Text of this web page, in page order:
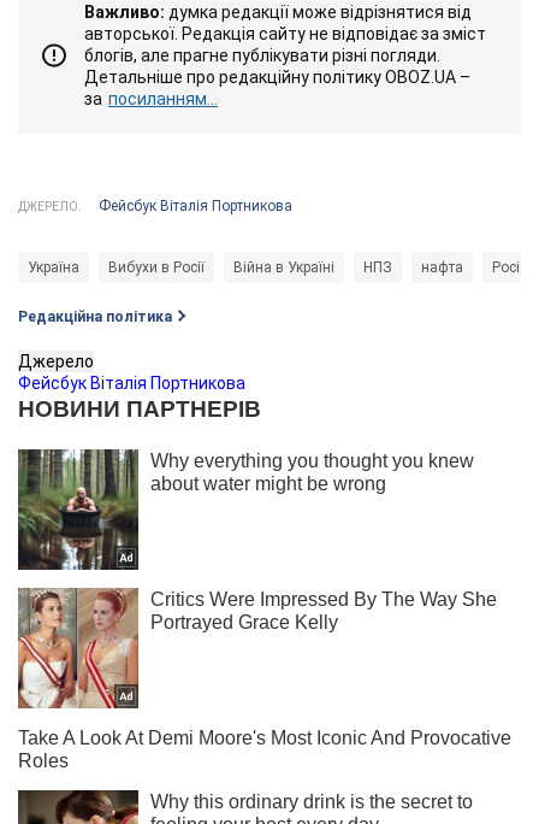
Важливо: думка редакції може відрізнятися від
авторської. Редакція сайту не відповідає за зміст
блогів, але прагне публікувати різні погляди.
Детальніше про редакційну політику OBOZ.UA –
за посиланням...
ДЖЕРЕЛО: Фейсбук Віталія Портникова
Україна Вибухи в Росії Війна в Україні НПЗ нафта Росія
Редакційна політика
Джерело
Фейсбук Віталія Портникова